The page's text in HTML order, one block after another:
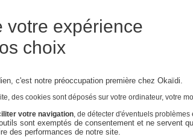
votre expérience
choix
c'est notre préoccupation première chez Okaïdi.
des cookies sont déposés sur votre ordinateur, votre
votre navigation, de détecter d'éventuels problèmes
sont exemptés de consentement et ne servent
des performances de notre site.